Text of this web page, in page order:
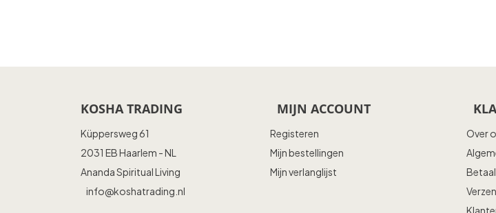
KOSHA TRADING
Küppersweg 61
2031 EB Haarlem - NL
Ananda Spiritual Living
info@koshatrading.nl
MIJN ACCOUNT
Registeren
Mijn bestellingen
Mijn verlanglijst
Over